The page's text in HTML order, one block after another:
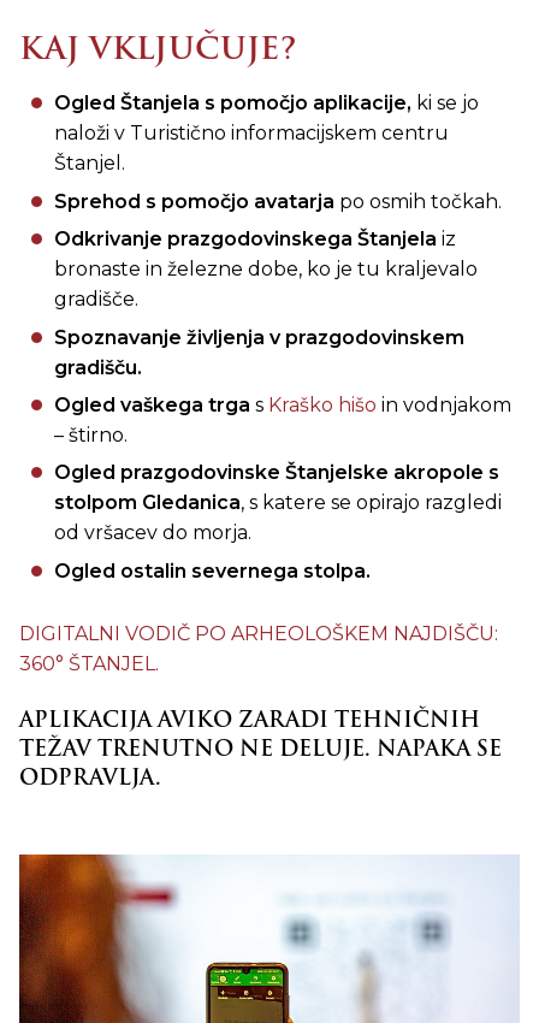
KAJ VKLJUČUJE?
Ogled Štanjela s pomočjo aplikacije, ki se jo
naloži v Turistično informacijskem centru
Štanjel.
Sprehod s pomočjo avatarja po osmih točkah.
Odkrivanje prazgodovinskega Štanjela iz
bronaste in železne dobe, ko je tu kraljevalo
gradišče.
Spoznavanje življenja v prazgodovinskem
gradišču.
Ogled vaškega trga s Kraško hišo in vodnjakom
– štirno.
Ogled prazgodovinske Štanjelske akropole s
stolpom Gledanica, s katere se opirajo razgledi
od vršacev do morja.
Ogled ostalin severnega stolpa.
DIGITALNI VODIČ PO ARHEOLOŠKEM NAJDIŠČU:
360° ŠTANJEL.
APLIKACIJA AVIKO ZARADI TEHNIČNIH
TEŽAV TRENUTNO NE DELUJE. NAPAKA SE
ODPRAVLJA.